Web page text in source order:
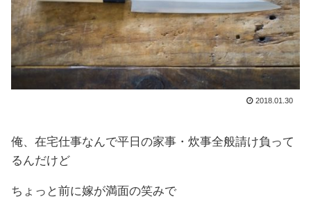
2018.01.30
俺、在宅仕事なんで平日の家事・炊事全般請け負って
るんだけど
ちょっと前に嫁が満面の笑みで